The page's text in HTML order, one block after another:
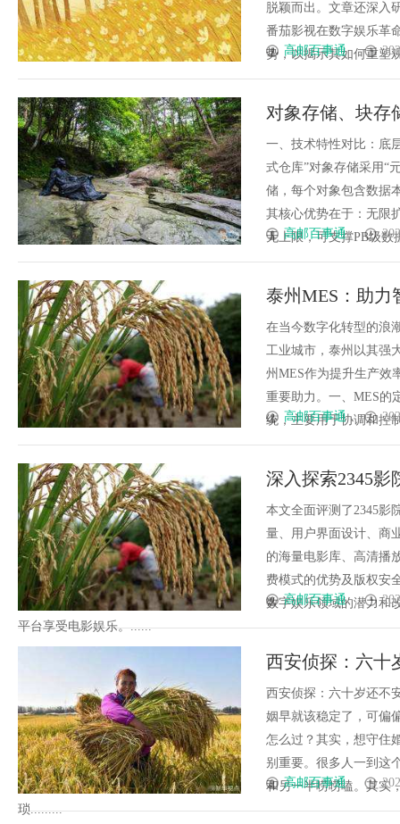
脱颖而出。文章还深入
番茄影视在数字娱乐革
势，以揭示其如何重塑
高邮百事通
对象存储、块存
一、技术特性对比：底
式仓库”对象存储采用“
储，每个对象包含数据
其核心优势在于：无限
无上限，可支撑PB级
高邮百事通
泰州MES：助力
在当今数字化转型的浪
工业城市，泰州以其强
州MES作为提升生产效
重要助力。一、MES的
统，主要用于协调和控
高邮百事通
深入探索2345
评测报告
本文全面评测了2345影
量、用户界面设计、商
的海量电影库、高清播
费模式的优势及版权安
数字娱乐领域的潜力和
平台享受电影娱乐。......
高邮百事通
西安侦探：六十
西安侦探：六十岁还不
姻早就该稳定了，可偏
怎么过？其实，想守住
别重要。很多人一到这
和另一半唠唠嗑。其实
琐.........
高邮百事通